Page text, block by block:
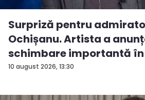
10 august 2026, 13:30
Surpriză pentru
Ochișanu. Artista a
schimbare importantă